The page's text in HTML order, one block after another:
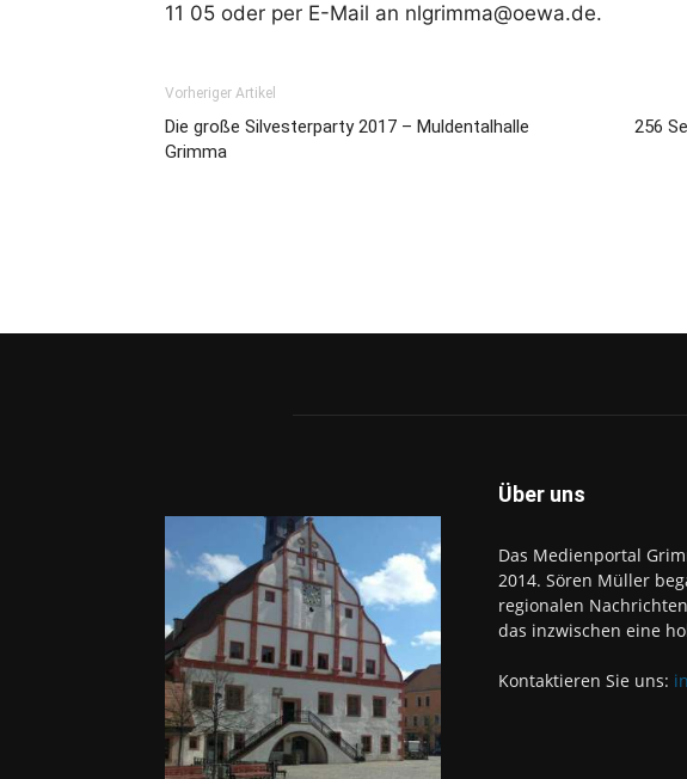
11 05 oder per E-Mail an nlgrimma@oewa.de.
Vorheriger Artikel
Die große Silvesterparty 2017 – Muldentalhalle
Grimma
256
Über uns
Das Medienportal
2014. Sören Müller
regionalen
das inzwischen eine
Kontaktieren Sie uns: